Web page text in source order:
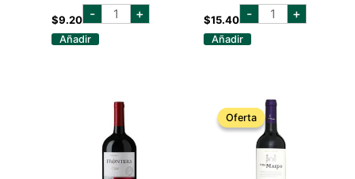
$9.20 - CASILLERO
MALBEC
+
Añadir
$15.40 - salentein
reserva+
Añadir
Oferta
Oferta